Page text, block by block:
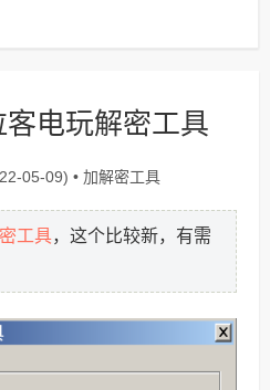
电玩解密工具
05-09) • 加解密工具
工具，这个比较新，有需